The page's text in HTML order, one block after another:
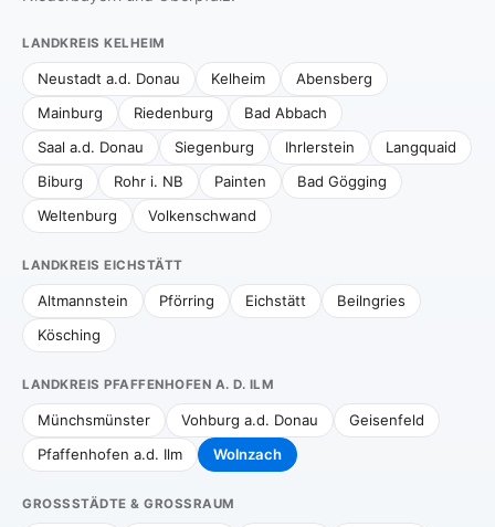
LANDKREIS KELHEIM
Neustadt a.d. Donau Kelheim
Abensberg
Mainburg
Riedenburg
Bad Abbach
Saal a.d. Donau
Siegenburg Ihrlerstein
Langquaid
Biburg
Rohr i. NB Painten
Bad Gögging
Weltenburg
Volkenschwand
LANDKREIS EICHSTÄTT
Altmannstein Pförring Eichstätt
Beilngries
Kösching
LANDKREIS PFAFFENHOFEN A. D. ILM
Münchsmünster Vohburg a.d. Donau
Geisenfeld
Pfaffenhofen a.d. Ilm
Wolnzach
GROSSSTÄDTE & GROSSRAUM